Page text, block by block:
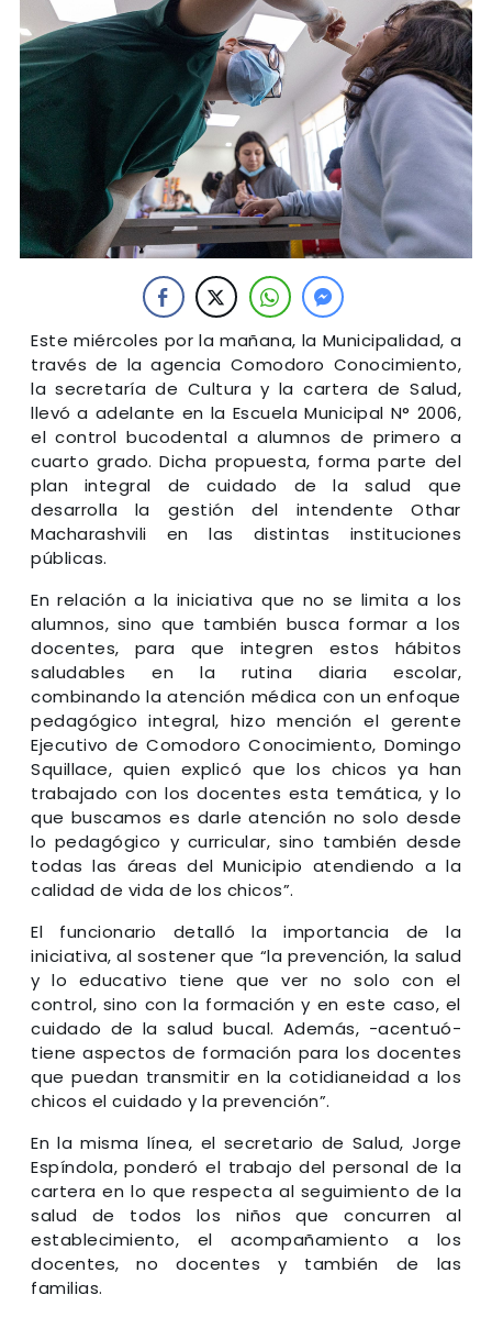
Este miércoles por la mañana, la Municipalidad, a
través de la agencia Comodoro Conocimiento,
la secretaría de Cultura y la cartera de Salud,
llevó a adelante en la Escuela Municipal N° 2006,
el control bucodental a alumnos de primero a
cuarto grado. Dicha propuesta, forma parte del
plan integral de cuidado de la salud que
desarrolla la gestión del intendente Othar
Macharashvili en las distintas instituciones
públicas.
En relación a la iniciativa que no se limita a los
alumnos, sino que también busca formar a los
docentes, para que integren estos hábitos
saludables en la rutina diaria escolar,
combinando la atención médica con un enfoque
pedagógico integral, hizo mención el gerente
Ejecutivo de Comodoro Conocimiento, Domingo
Squillace, quien explicó que los chicos ya han
trabajado con los docentes esta temática, y lo
que buscamos es darle atención no solo desde
lo pedagógico y curricular, sino también desde
todas las áreas del Municipio atendiendo a la
calidad de vida de los chicos”.
El funcionario detalló la importancia de la
iniciativa, al sostener que “la prevención, la salud
y lo educativo tiene que ver no solo con el
control, sino con la formación y en este caso, el
cuidado de la salud bucal. Además, -acentuó-
tiene aspectos de formación para los docentes
que puedan transmitir en la cotidianeidad a los
chicos el cuidado y la prevención”.
En la misma línea, el secretario de Salud, Jorge
Espíndola, ponderó el trabajo del personal de la
cartera en lo que respecta al seguimiento de la
salud de todos los niños que concurren al
establecimiento, el acompañamiento a los
docentes, no docentes y también de las
familias.